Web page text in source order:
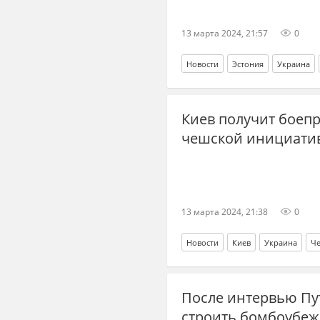
13 марта 2024, 21:57 0
Новости Эстония Украина
СВО Спецоперация
Киев получит
чешской
13 марта 2024, 21:38 0
Новости Киев Украина
военная техника боеприпасы
После интервью